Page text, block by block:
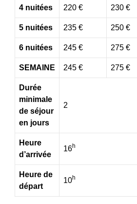
4 nuitées 220 € 230 €
5 nuitées 235 € 250 €
6 nuitées 245 € 275 €
SEMAINE 245 € 275 €
Durée
minimale
de séjour
en jours
2
Heure
d’arrivée
16h
Heure de
départ
10h